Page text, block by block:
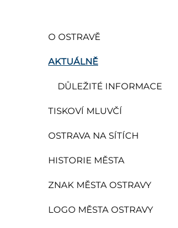
O OSTRAVĚ
AKTUÁLNĚ
DŮLEŽITÉ INFORMACE
TISKOVÍ MLUVČÍ
OSTRAVA NA SÍTÍCH
HISTORIE MĚSTA
ZNAK MĚSTA OSTRAVY
LOGO MĚSTA OSTRAVY